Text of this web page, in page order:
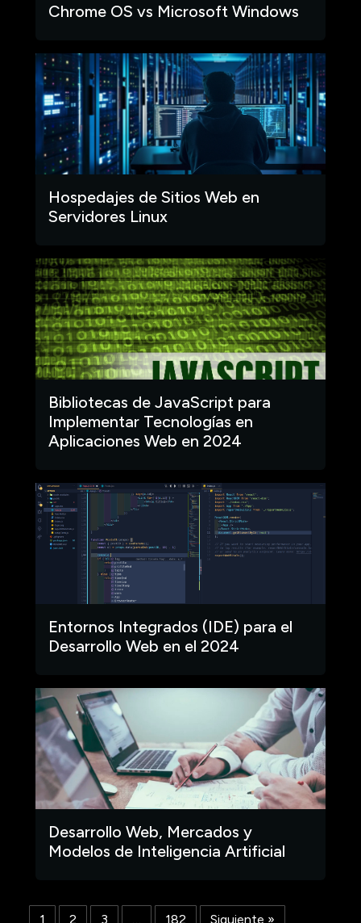
Chrome OS vs Microsoft Windows
Hospedajes de Sitios Web en
Servidores Linux
Bibliotecas de JavaScript para
Implementar Tecnologías en
Aplicaciones Web en 2024
Entornos Integrados (IDE) para el
Desarrollo Web en el 2024
Desarrollo Web, Mercados y
Modelos de Inteligencia Artificial
1 2 3 182 Siguiente »